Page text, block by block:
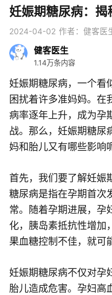
妊娠期糖尿病：
2024-04-02 作者：健客医
健客医生
1.14万条内容
妊娠期糖尿病，一个看
困扰着许多准妈妈。在
病率逐年上升，成为孕
战。那么，妊娠期糖尿
妈和胎儿又有哪些影响
首先，我们要了解妊娠
糖尿病是指在孕期首次
常。随着孕期进展，孕
化，胰岛素抵抗性增加
果血糖控制不佳，就可
妊娠期糖尿病不仅对孕
胎儿造成危害。孕妇高